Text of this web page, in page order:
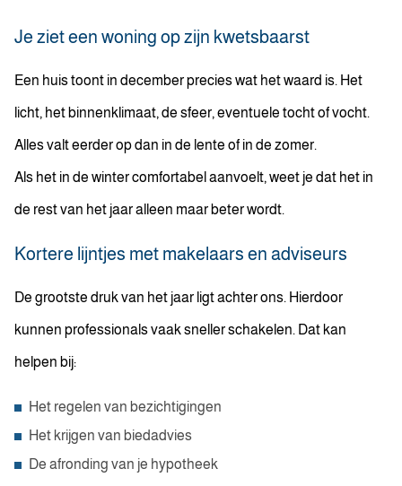
Je ziet een woning op zijn kwetsbaarst
Een huis toont in december precies wat het waard is. Het
licht, het binnenklimaat, de sfeer, eventuele tocht of vocht.
Alles valt eerder op dan in de lente of in de zomer.
Als het in de winter comfortabel aanvoelt, weet je dat het in
de rest van het jaar alleen maar beter wordt.
Kortere lijntjes met makelaars en adviseurs
De grootste druk van het jaar ligt achter ons. Hierdoor
kunnen professionals vaak sneller schakelen. Dat kan
helpen bij:
Het regelen van bezichtigingen
Het krijgen van biedadvies
De afronding van je hypotheek